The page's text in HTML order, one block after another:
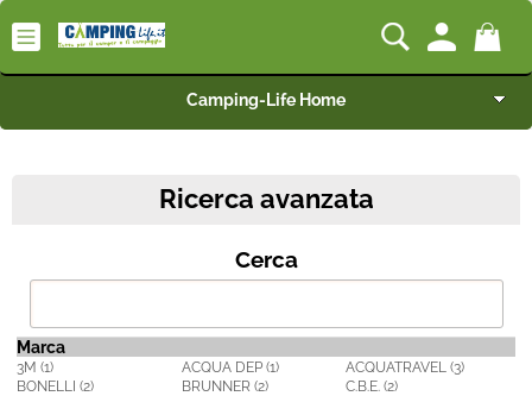
Camping-Life Home
Speciale Arredo
Campeggio e Giardino
Ricerca avanzata
Cerca
Marca
3M (1) ACQUA DEP (1)
ACQUATRAVEL (3)
BONELLI (2)
BRUNNER (2)
C.B.E. (2)